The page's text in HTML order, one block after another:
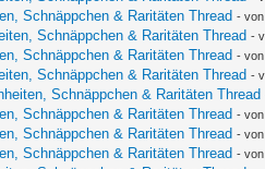
Schnäppchen & Raritäten Thread -
Schnäppchen & Raritäten Thread -
Schnäppchen & Raritäten Thread -
Schnäppchen & Raritäten Thread -
Schnäppchen & Raritäten Thread
Schnäppchen & Raritäten Thread -
Schnäppchen & Raritäten Thread -
Schnäppchen & Raritäten Thread -